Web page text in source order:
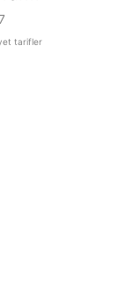
tarifler